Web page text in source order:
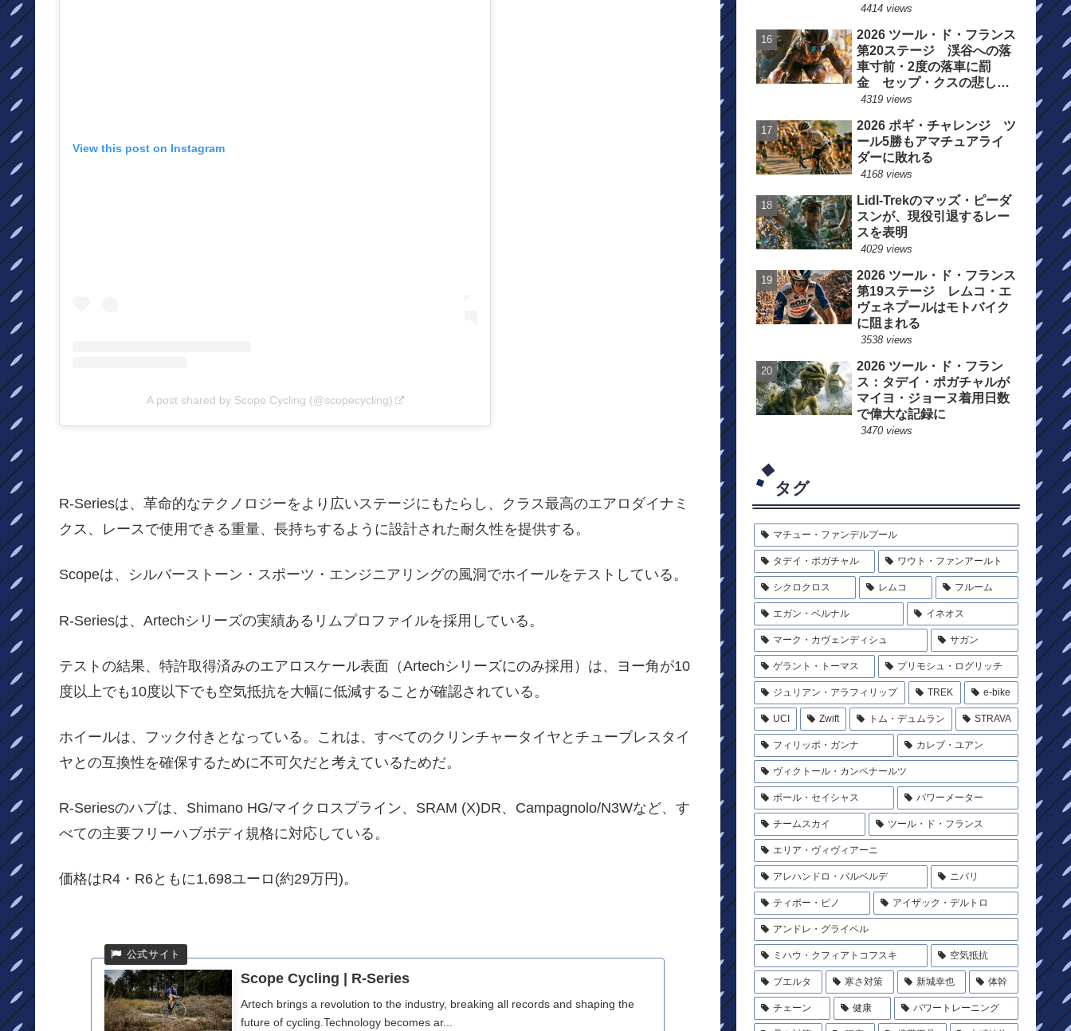
View this post on Instagram
A post shared by Scope Cycling (@scopecycling)
R-Seriesは、革命的なテクノロジーをより広いステージにもたらし、クラス最高のエアロダイナミ
クス、レースで使用できる重量、長持ちするように設計された耐久性を提供する。
Scopeは、シルバーストーン・スポーツ・エンジニアリングの風洞でホイールをテストしている。
R-Seriesは、Artechシリーズの実績あるリムプロファイルを採用している。
テストの結果、特許取得済みのエアロスケール表面（Artechシリーズにのみ採用）は、ヨー角が10
度以上でも10度以下でも空気抵抗を大幅に低減することが確認されている。
ホイールは、フック付きとなっている。これは、すべてのクリンチャータイヤとチューブレスタイ
ヤとの互換性を確保するために不可欠だと考えているためだ。
R-Seriesのハブは、Shimano HG/マイクロスプライン、SRAM (X)DR、Campagnolo/N3Wなど、す
べての主要フリーハブボディ規格に対応している。
価格はR4・R6ともに1,698ユーロ(約29万円)。
Scope Cycling | R-Series
Artech brings a revolution to the industry, breaking all records and shaping the
future of cycling.Technology becomes ar...
4414 views
2026 ツール・ド・フランス
第20ステージ 渓谷への落
車寸前・2度の落車に罰
金 セップ・クスの悲しい
一日
4319 views
2026 ポギ・チャレンジ ツ
ール5勝もアマチュアライ
ダーに敗れる
4168 views
Lidl-Trekのマッズ・ピーダ
スンが、現役引退するレー
スを表明
4029 views
2026 ツール・ド・フランス
第19ステージ レムコ・エ
ヴェネプールはモトバイク
に阻まれる
3538 views
2026 ツール・ド・フラン
ス：タデイ・ポガチャルが
マイヨ・ジョーヌ着用日数
で偉大な記録に
3470 views
タグ
マチュー・ファンデルプール
タデイ・ポガチャル ワウト・ファンアールト
シクロクロス レムコ フルーム
エガン・ベルナル イネオス
マーク・カヴェンディシュ サガン
ゲラント・トーマス プリモシュ・ログリッチ
ジュリアン・アラフィリップ TREK e-bike
UCI Zwift トム・デュムラン STRAVA
フィリッポ・ガンナ カレブ・ユアン
ヴィクトール・カンペナールツ
ポール・セイシャス パワーメーター
チームスカイ ツール・ド・フランス
エリア・ヴィヴィアーニ
アレハンドロ・バルベルデ ニバリ
ティボー・ピノ アイザック・デルトロ
アンドレ・グライペル
ミハウ・クフィアトコフスキ 空気抵抗
ブエルタ 寒さ対策 新城幸也 体幹
チェーン 健康 パワートレーニング